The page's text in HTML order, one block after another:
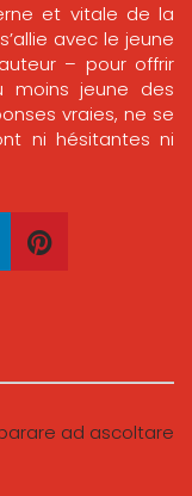
et vitale de la
avec le jeune
– pour offrir
moins jeune des
vraies, ne se
ni hésitantes ni
ad ascoltare